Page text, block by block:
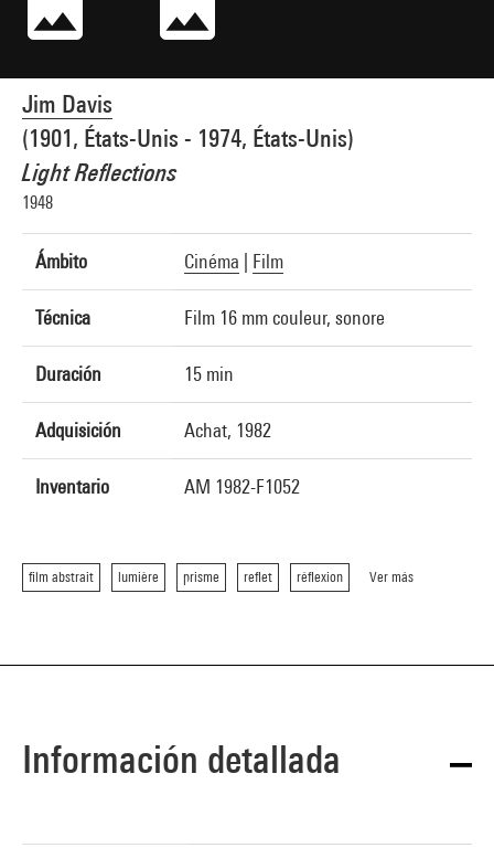
Jim Davis
(1901, États-Unis - 1974, États-Unis)
Light Reflections
1948
Ámbito Cinéma Film
Técnica Film 16 mm couleur, sonore
Duración 15 min
Adquisición Achat, 1982
Inventario AM 1982-F1052
film abstrait lumière prisme reflet réflexion Ver más
photographique du MNAM/Dist. GrandPalaisRmn
Referencia de la imagen : 4N09760
Información detallada